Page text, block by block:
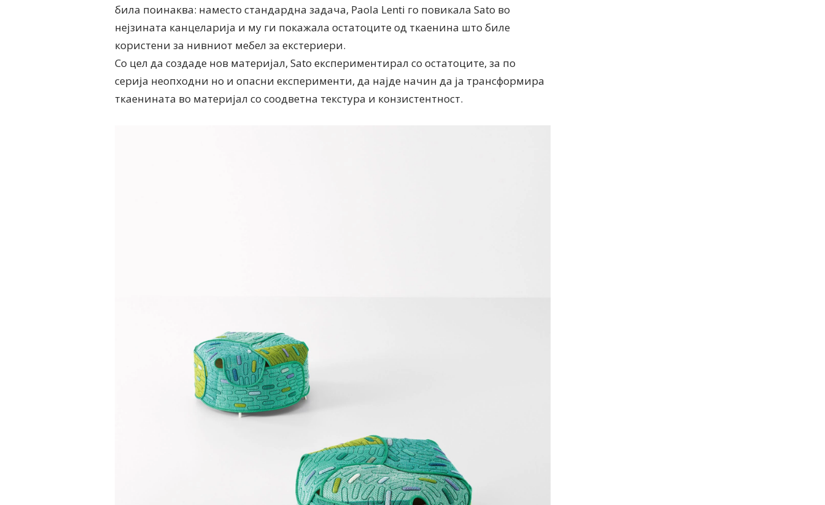
била поинаква: наместо стандардна задача, Paola Lenti го повикала Sato во
нејзината канцеларија и му ги покажала остатоците од ткаенина што биле
користени за нивниот мебел за екстериери.
Со цел да создаде нов материјал, Sato експериментирал со остатоците, за по
серија неопходни но и опасни експерименти, да најде начин да ја трансформира
ткаенината во материјал со соодветна текстура и конзистентност.